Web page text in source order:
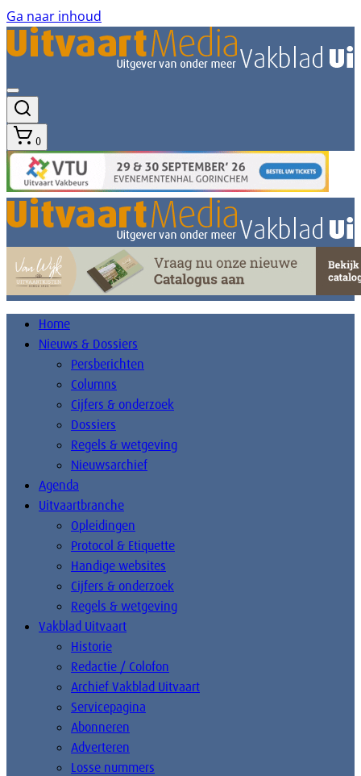
Ga naar inhoud
0
Home
Nieuws & Dossiers
Persberichten
Columns
Cijfers & onderzoek
Dossiers
Regels & wetgeving
Nieuwsarchief
Agenda
Uitvaartbranche
Opleidingen
Protocol & Etiquette
Handige websites
Cijfers & onderzoek
Regels & wetgeving
Vakblad Uitvaart
Historie
Redactie / Colofon
Archief Vakblad Uitvaart
Servicepagina
Abonneren
Adverteren
Losse nummers